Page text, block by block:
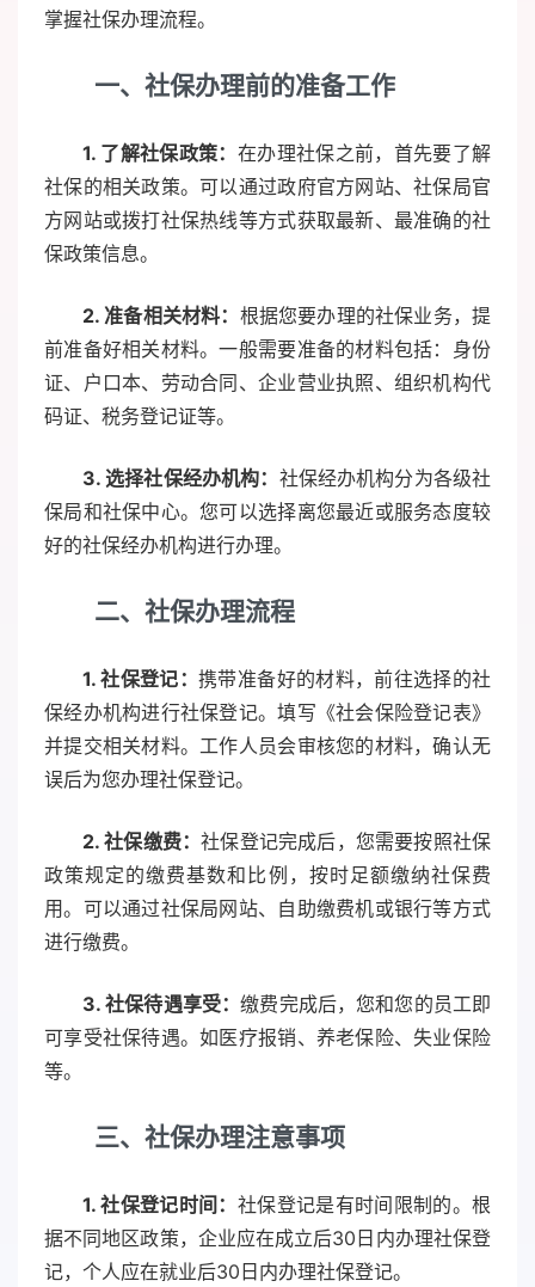
掌握社保办理流程。
一、社保办理前的准备工作
1. 了解社保政策： 在办理社保之前，首先要了解
社保的相关政策。可以通过政府官方网站、社保局官
方网站或拨打社保热线等方式获取最新、最准确的社
保政策信息。
2. 准备相关材料： 根据您要办理的社保业务，提
前准备好相关材料。一般需要准备的材料包括：身份
证、户口本、劳动合同、企业营业执照、组织机构代
码证、税务登记证等。
3. 选择社保经办机构： 社保经办机构分为各级社
保局和社保中心。您可以选择离您最近或服务态度较
好的社保经办机构进行办理。
二、社保办理流程
1. 社保登记：携带准备好的材料，前往选择的社
保经办机构进行社保登记。填写《社会保险登记表》
并提交相关材料。工作人员会审核您的材料，确认无
误后为您办理社保登记。
2. 社保缴费：社保登记完成后，您需要按照社保
政策规定的缴费基数和比例，按时足额缴纳社保费
用。可以通过社保局网站、自助缴费机或银行等方式
进行缴费。
3. 社保待遇享受：缴费完成后，您和您的员工即
可享受社保待遇。如医疗报销、养老保险、失业保险
等。
三、社保办理注意事项
1. 社保登记时间： 社保登记是有时间限制的。根
据不同地区政策，企业应在成立后30日内办理社保登
记，个人应在就业后30日内办理社保登记。